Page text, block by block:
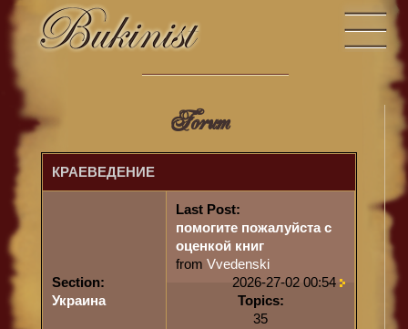
Forum
КРАЕВЕДЕНИЕ
Section:
Украина
Last Post:
помогите пожалуйста с
оценкой книг
from Vvedenski
2026-27-02 00:54
Topics:
35